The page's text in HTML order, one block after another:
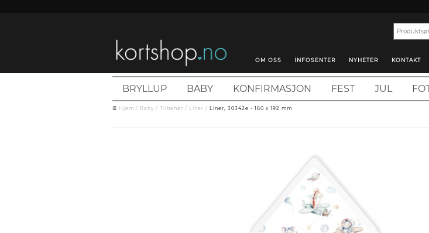
OM OSS INFOSENTER NYHETER KONTAKT
BRYLLUP BABY KONFIRMASJON FEST JUL
Hjem / Baby / Tilbehør / Liner / Liner, 30342e - 160 x 192 mm